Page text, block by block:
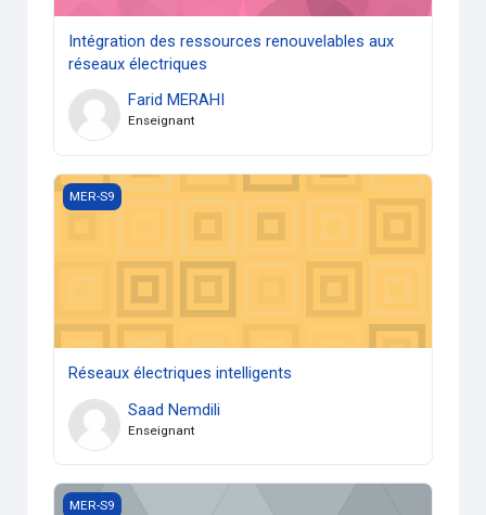
Intégration des ressources renouvelables aux
réseaux électriques
Farid MERAHI
Enseignant
Réseaux électriques intelligents
MER-S9
Réseaux électriques intelligents
Saad Nemdili
Enseignant
Stabilité et dynamique des réseaux électriques
MER-S9